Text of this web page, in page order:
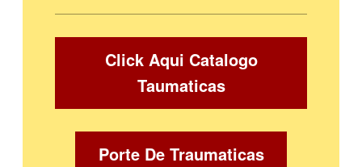
Click Aqui Catalogo
Taumaticas
Porte De Traumaticas